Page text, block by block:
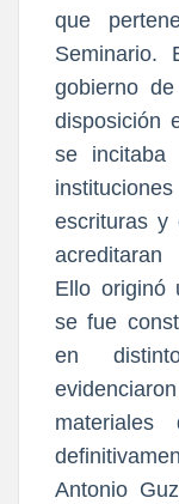
que
Seminario.
gobierno
disposición
se incitaba
escrituras y
Ello originó
se fue
en
Antonio